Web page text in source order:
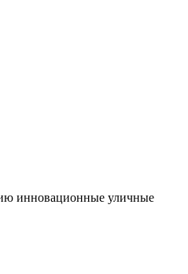
инновационные уличные